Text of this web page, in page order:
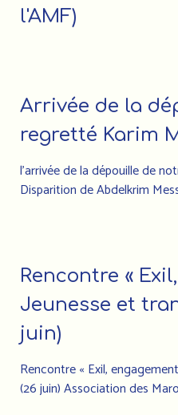
l'AMF)
Arrivée de la
regretté Karim
l’arrivée de la dépouille de
Disparition de Abdelkrim
Rencontre «
Jeunesse et
juin)
Rencontre « Exil,
(26 juin) Association des